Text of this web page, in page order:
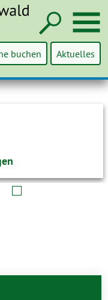
buchen Aktuelles